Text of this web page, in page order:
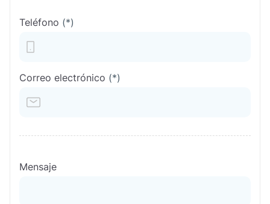
Teléfono (*)
Correo electrónico (*)
Mensaje